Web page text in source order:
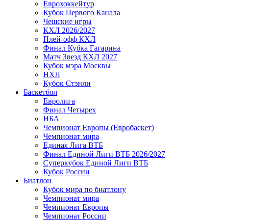
Еврохоккейтур
Кубок Первого Канала
Чешские игры
КХЛ 2026/2027
Плей-офф КХЛ
Финал Кубка Гагарина
Матч Звезд КХЛ 2027
Кубок мэра Москвы
НХЛ
Кубок Стэнли
Баскетбол
Евролига
Финал Четырех
НБА
Чемпионат Европы (Евробаскет)
Чемпионат мира
Единая Лига ВТБ
Финал Единой Лиги ВТБ 2026/2027
Суперкубок Единой Лиги ВТБ
Кубок России
Биатлон
Кубок мира по биатлону
Чемпионат мира
Чемпионат Европы
Чемпионат России